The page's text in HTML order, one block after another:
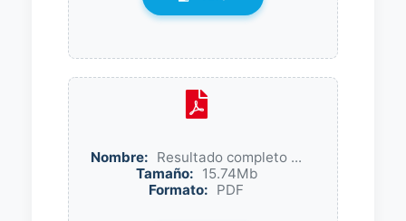
Nombre: Resultado completo ...
Tamaño: 15.74Mb
Formato: PDF